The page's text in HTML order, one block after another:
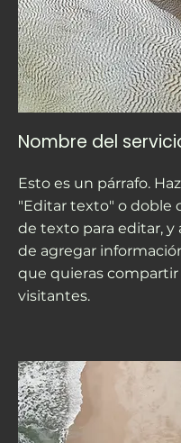
Nombre del
Esto es un párrafo.
"Editar texto" o doble
de texto para editar, y
de agregar
que quieras
visitantes.